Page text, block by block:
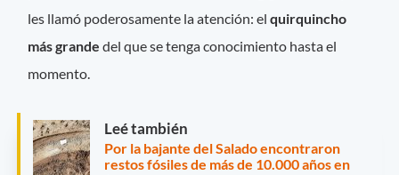
les llamó poderosamente la atención: elquirquincho
más grande del que se tenga conocimiento hasta el
momento.
Leé también
Por la bajante del Salado encontraron
restos fósiles de más de 10.000 años en